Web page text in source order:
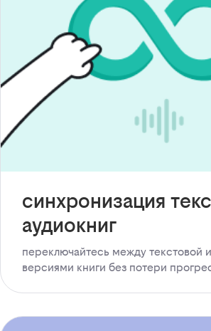
синхронизация
аудиокниг
переключайтесь между текстовой
версиями книги без потери